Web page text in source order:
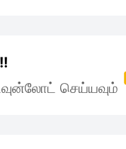
செய்யவும்